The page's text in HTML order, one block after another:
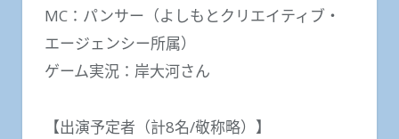
MC：パンサー（よしもとクリエイティブ・
エージェンシー所属）
ゲーム実況：岸大河さん
【出演予定者（計8名/敬称略）】